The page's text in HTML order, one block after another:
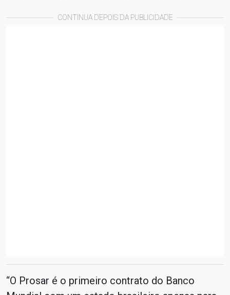
CONTINUA DEPOIS DA PUBLICIDADE
“O Prosar é o primeiro contrato do Banco